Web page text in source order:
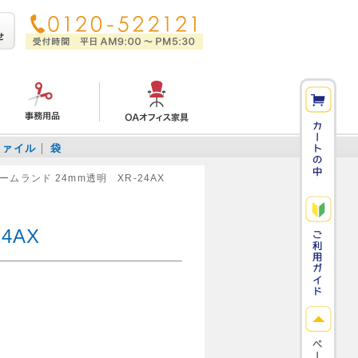
イル 袋
ムランド 24mm透明 XR-24AX